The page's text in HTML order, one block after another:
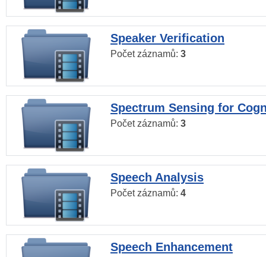
Speaker Verification
Počet záznamů: 3
Spectrum Sensing for
Počet záznamů: 3
Speech Analysis
Počet záznamů: 4
Speech Enhancement